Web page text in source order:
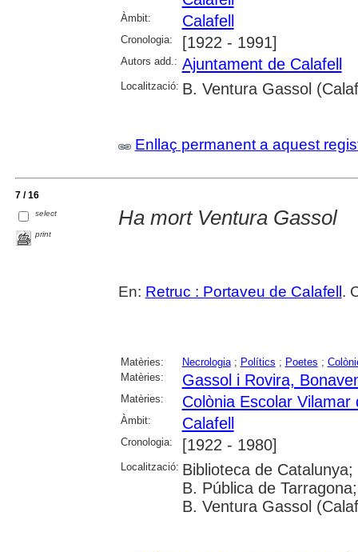
Àmbit: Calafell
Cronologia: [1922 - 1991]
Autors add.: Ajuntament de Calafell
Localització: B. Ventura Gassol
Enllaç permanent a aquest
7 / 16
select
print
Ha mort Ventura Gassol
En: Retruc : Portaveu de Calafell.
Matèries: Necrologia; Polítics ; Poetes ;
Matèries:
Gassol i Rovira,
Matèries: Colònia Escolar Vilamar
Àmbit: Calafell
Cronologia: [1922 - 1980]
Localització: Biblioteca de
B. Pública de
B. Ventura Gassol